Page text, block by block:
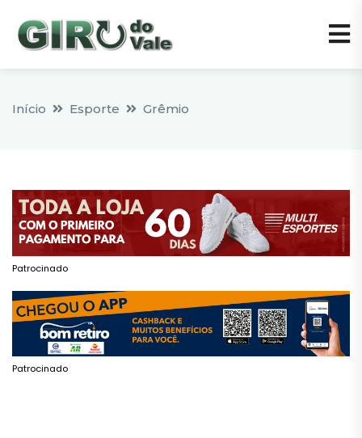
Início Esporte Grêmio
Patrocinado
Patrocinado